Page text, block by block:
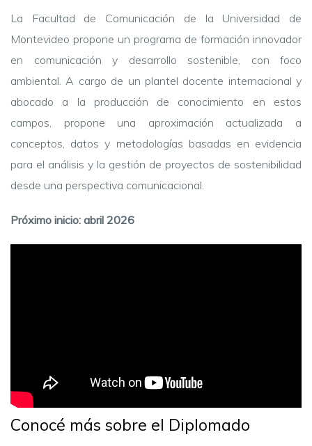
La Facultad de Comunicación de la Universidad de
Montevideo propone un programa de formación innovador
en comunicación y desarrollo sostenible, con foco
ambiental. A cargo de un plantel docente internacional y
abocado a la producción de conocimiento en estos
campos, propone una aproximación actualizada a
conceptos, datos y metodologías basadas en evidencia
para el análisis y la gestión de proyectos de sostenibilidad
desde una perspectiva comunicacional.
Próximo inicio: abril 2026
Conocé más sobre el Diplomado